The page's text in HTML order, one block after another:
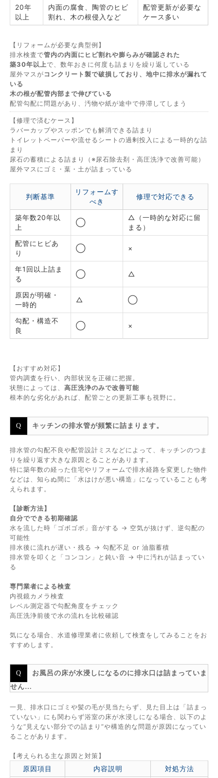
20年
以上
内面の腐食、陶管のヒビ
割れ、木の根侵入など
配管更新が必要な
ケース多い
【リフォームが必要な典型例】
排水検査で管内の内面にヒビ割れや膨らみが確認された
築30年以上で、数年おきに何度も詰まりを繰り返している
屋外マスがコンクリート製で破損しており、地中に排水が漏れて
いる
木の根が配管内部まで伸びている
配管勾配に問題があり、汚物や紙が途中で停滞してしまう
【修理で済むケース】
ラバーカップやスッポンでも解消できる詰まり
トイレットペーパーや流せるシートの過剰投入による一時的な詰
まり
尿石の蓄積による詰まり（※尿石除去剤・高圧洗浄で改善可能）
屋外マスにゴミ・葉・土が詰まっている
判断基準
リフォームす
べき
修理で対応できる
築年数20年以
上
◯
△（一時的な対応に留
まる）
配管にヒビあ
り
◯ ×
年1回以上詰ま
る
◯ △
原因が明確・
一時的
△ ◯
勾配・構造不
良
◯ ×
【おすすめ対応】
管内調査を行い、内部状況を正確に把握。
状態によっては、 高圧洗浄のみで改善可能
根本的な劣化があれば、配管ごとの更新工事も視野に。
キッチンの排水管が頻繁に詰まります。
排水管の勾配不良や配管設計ミスなどによって、キッチンのつま
りを繰り返す大きな原因とることがあります。
特に築年数の経った住宅やリフォームで排水経路を変更した物件
などは、知らぬ間に「水はけが悪い構造」になっていることも考
えられます。
【診断方法】
自分でできる初期確認
水を流した時「ゴボゴボ」音がする → 空気が抜けず、逆勾配の
可能性
排水後に流れが遅い・残る → 勾配不足 or 油脂蓄積
排水管を叩くと「コンコン」と鈍い音 → 中に汚れが詰まってい
る
専門業者による検査
内視鏡カメラ検査
レベル測定器で勾配角度をチェック
高圧洗浄前後で水の流れを比較確認
気になる場合、水道修理業者に依頼して検査をしてみることをお
すすめします。
お風呂の床が水浸しになるのに排水口は詰まっていま
せん…
一見、排水口にゴミや髪の毛が見当たらず、見た目上は「詰まっ
ていない」にも関わらず浴室の床が水浸しになる場合、以下のよ
うな“見えない部分での詰まり”や構造的な問題が原因になってい
ることがあります。
【考えられる主な原因と対策】
原因項目 内容説明 対処方法